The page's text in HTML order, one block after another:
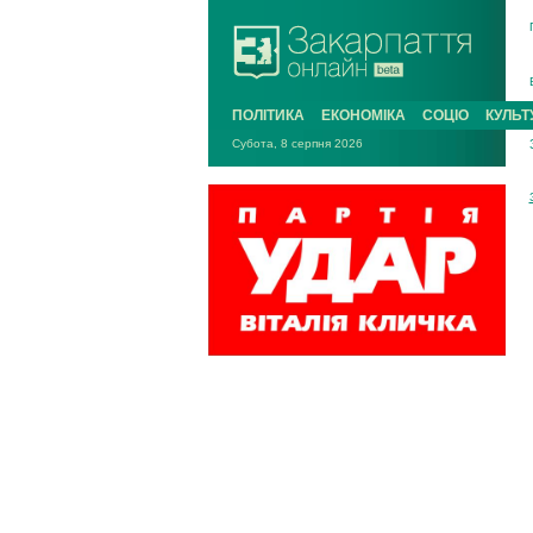
ПОЛІТИКА ЕКОНОМІКА СОЦІО
Субота, 8 серпня 2026